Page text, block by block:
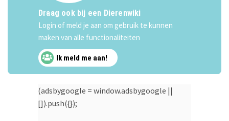
Draag ook bij een Dierenwiki
Login of meld je aan om gebruik te kunnen
maken van alle functionaliteiten
Ik meld me aan!
(adsbygoogle = window.adsbygoogle ||
[]).push({});